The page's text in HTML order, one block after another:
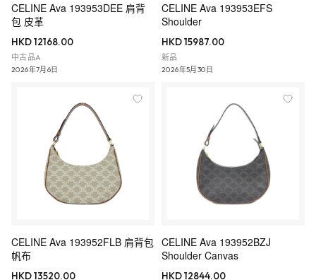
CELINE Ava 193953DEE 肩背
包 皮革
HKD 12168.00
中古品A
2026年7月6日
CELINE Ava 193953EFS
Shoulder
HKD 15987.00
新品
2026年5月30日
CELINE Ava 193952FLB 肩背包
帆布
HKD 13520.00
CELINE Ava 193952BZJ
Shoulder Canvas
HKD 12844.00